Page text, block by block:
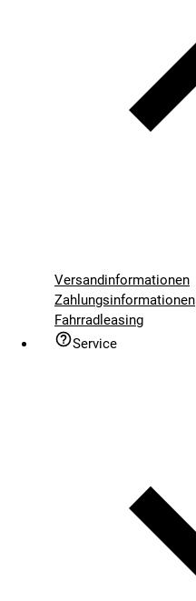
Versandinformationen
Zahlungsinformationen
Fahrradleasing
Service